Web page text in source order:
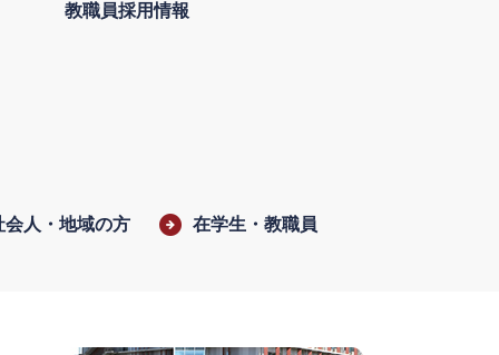
教職員採用情報
会人・地域の方 在学生・教職員